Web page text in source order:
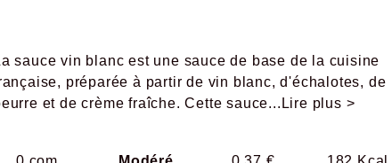
sauce vin blanc est une sauce de base de la cuisine
préparée à partir de vin blanc, d'échalotes, de
et de crème fraîche. Cette sauce...Lire plus >